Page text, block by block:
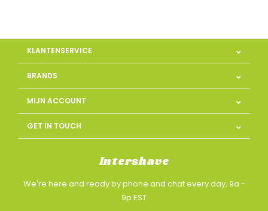
KLANTENSERVICE
BRANDS
MIJN ACCOUNT
GET IN TOUCH
Intershave
We're here and ready by phone and chat every day, 9a -
9p EST